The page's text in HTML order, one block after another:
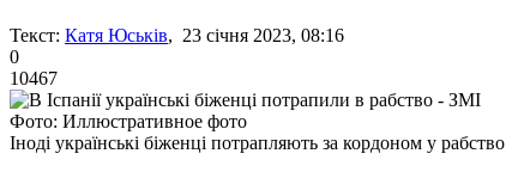
Текст: Катя Юськів, 23 січня 2023, 08:16
0
10467
Фото: Иллюстративное фото
Іноді українські біженці потрапляють за кордоном у рабство